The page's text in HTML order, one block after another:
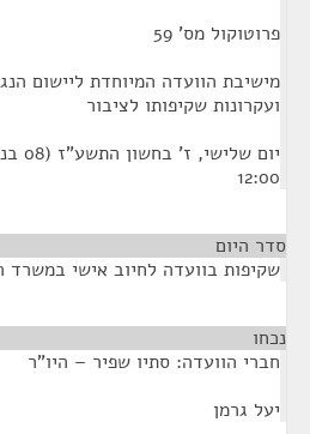
פרוטוקול מס' 59
מישיבת הוועדה המיוחדת ליישום
ועקרונות שקיפותו לציבור
12:00
סדר היום
שקיפות בוועדה לחיוב אישי במשרד
נכחו
חברי הוועדה: סתיו שפיר – היו"ר
יעל גרמן